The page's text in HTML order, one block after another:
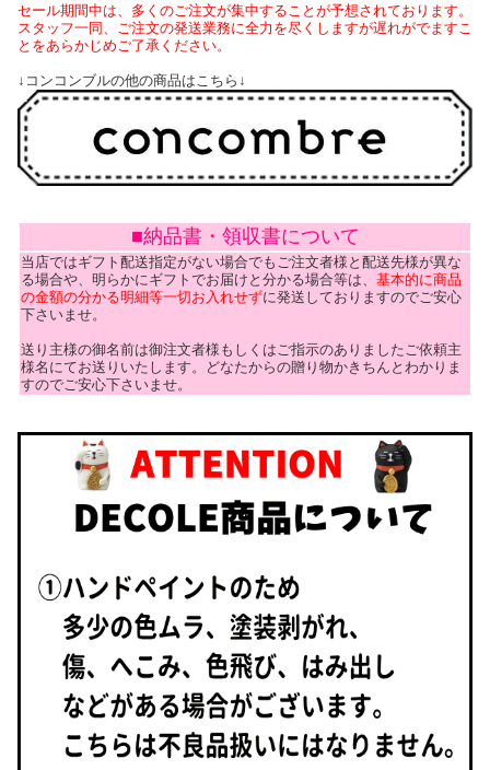
セール期間中は、多くのご注文が集中することが予想されております。
スタッフ一同、ご注文の発送業務に全力を尽くしますが遅れがでますこ
とをあらかじめご了承ください。
↓コンコンブルの他の商品はこちら↓
■納品書・領収書について
当店ではギフト配送指定がない場合でもご注文者様と配送先様が異な
る場合や、明らかにギフトでお届けと分かる場合等は、 基本的に商品
の金額の分かる明細等一切お入れせずに発送しておりますのでご安心
下さいませ。
送り主様の御名前は御注文者様もしくはご指示のありましたご依頼主
様名にてお送りいたします。どなたからの贈り物かきちんとわかりま
すのでご安心下さいませ。